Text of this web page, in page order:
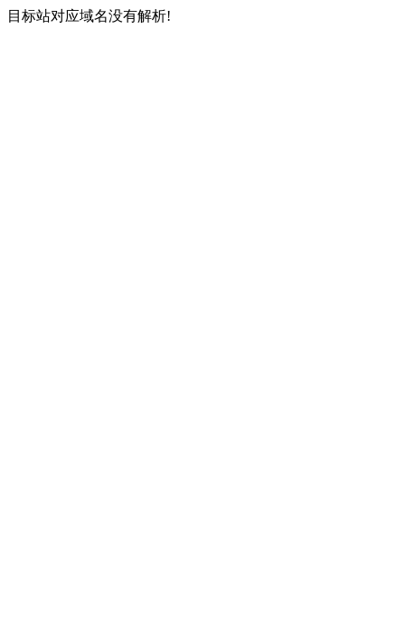
目标站对应域名没有解析!